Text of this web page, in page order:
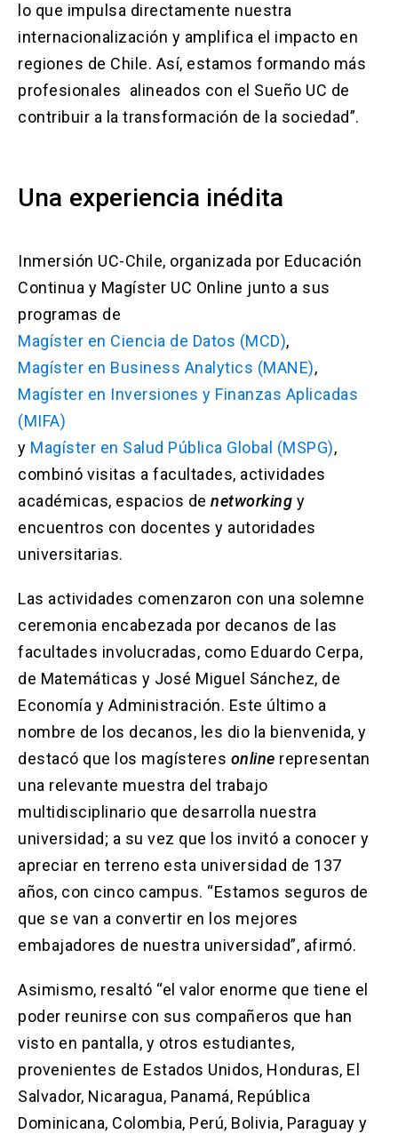
lo que impulsa directamente nuestra
internacionalización y amplifica el impacto en
regiones de Chile. Así, estamos formando más
profesionales alineados con el Sueño UC de
contribuir a la transformación de la sociedad”.
Una experiencia inédita
Inmersión UC-Chile, organizada por Educación
Continua y Magíster UC Online junto a sus
programas de
Magíster en Ciencia de Datos (MCD),
Magíster en Business Analytics (MANE),
Magíster en Inversiones y Finanzas Aplicadas
(MIFA)
y Magíster en Salud Pública Global (MSPG),
combinó visitas a facultades, actividades
académicas, espacios de networking y
encuentros con docentes y autoridades
universitarias.
Las actividades comenzaron con una solemne
ceremonia encabezada por decanos de las
facultades involucradas, como Eduardo Cerpa,
de Matemáticas y José Miguel Sánchez, de
Economía y Administración. Este último a
nombre de los decanos, les dio la bienvenida, y
destacó que los magísteres online representan
una relevante muestra del trabajo
multidisciplinario que desarrolla nuestra
universidad; a su vez que los invitó a conocer y
apreciar en terreno esta universidad de 137
años, con cinco campus. “Estamos seguros de
que se van a convertir en los mejores
embajadores de nuestra universidad”, afirmó.
Asimismo, resaltó “el valor enorme que tiene el
poder reunirse con sus compañeros que han
visto en pantalla, y otros estudiantes,
provenientes de Estados Unidos, Honduras, El
Salvador, Nicaragua, Panamá, República
Dominicana, Colombia, Perú, Bolivia, Paraguay y